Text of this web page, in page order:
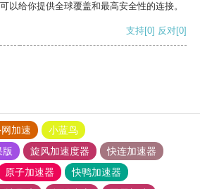
以给你提供全球覆盖和最高安全性的连接。
支持[0] 反对[0]
加速
小蓝鸟
版
旋风加速度器
快连加速器
原子加速器
快鸭加速器